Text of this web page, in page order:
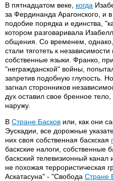
В пятнадцатом веке, когда
за Фердинанда Арагонского, и
подобие порядка и единства,
котором разговаривала
общения. Со временем,
стали тяготеть к
собственные языки. Франко,
"негражданской" войны,
запретив подобную глупость.
загнал сторонников
дух оставил свое бренное
наружу.
В Стране Басков или, как они
Эускадии, все дорожные
них своя собственная баскская
баскские налоги, собственные
баскский телевизионный канал
не похожая террористическая
Аскатасуна" - "Свобода Стране